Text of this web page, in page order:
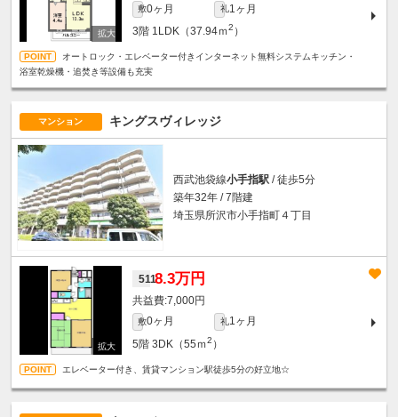
敷0ヶ月 礼1ヶ月
3階 1LDK（37.94ｍ2 ）
オートロック・エレベーター付きインターネット無料システムキッチン・
浴室乾燥機・追焚き等設備も充実
マンション キングスヴィレッジ
西武池袋線小手指駅 / 徒歩5分
築年32年 / 7階建
埼玉県所沢市小手指町４丁目
5118.3万円
7,000円
敷0ヶ月 礼1ヶ月
5階 3DK（55ｍ2 ）
エレベーター付き、賃貸マンション駅徒歩5分の好立地☆